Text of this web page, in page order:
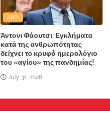
ANTI
Άντονι Φάουτσι: Εγκλήματα
κατά της ανθρωπότητας
δείχνει το κρυφό ημερολόγιο
του «αγίου» της πανδημίας!
July 31, 2026